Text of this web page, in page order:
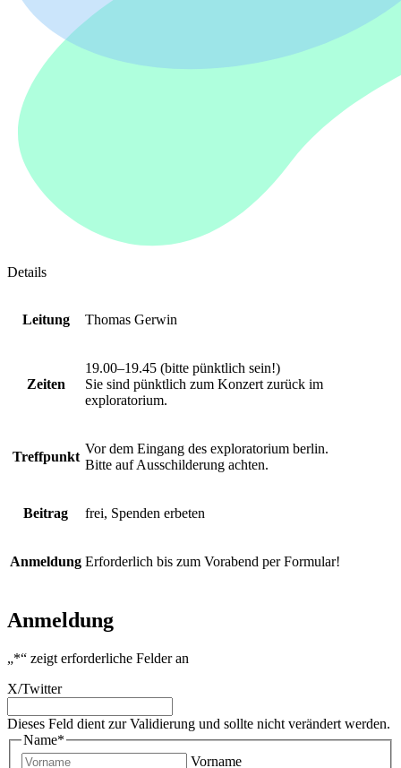
Details
Leitung Thomas Gerwin
Zeiten
19.00–19.45 (bitte pünktlich sein!)
Sie sind pünktlich zum Konzert zurück im
exploratorium.
Treffpunkt
Vor dem Eingang des exploratorium berlin.
Bitte auf Ausschilderung achten.
Beitrag frei, Spenden erbeten
Anmeldung Erforderlich bis zum Vorabend per Formular!
Anmeldung
„*“ zeigt erforderliche Felder an
X/Twitter
Dieses Feld dient zur Validierung und sollte nicht verändert werden.
Name*
Vorname